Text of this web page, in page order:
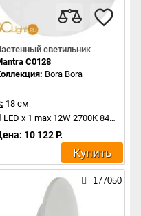
светильник
C0128
Bora Bora
18 см
LED x 1 max 12W 2700K 840Lm
10 122 Р.
Купить
177050